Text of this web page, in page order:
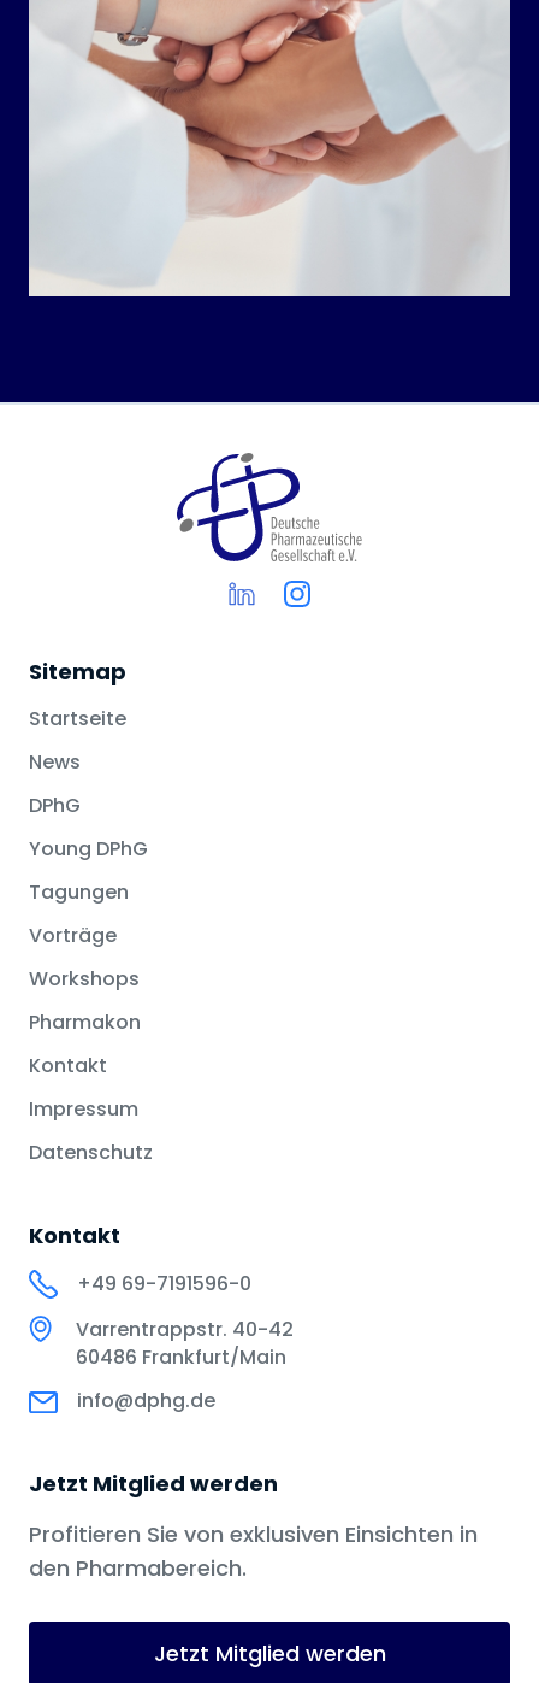
Sitemap
Startseite
News
DPhG
Young DPhG
Tagungen
Vorträge
Workshops
Pharmakon
Kontakt
Impressum
Datenschutz
Kontakt
+49 69-7191596-0
Varrentrappstr. 40-42
60486 Frankfurt/Main
info@dphg.de
Jetzt Mitglied werden
Profitieren Sie von exklusiven Einsichten in
den Pharmabereich.
Jetzt Mitglied werden